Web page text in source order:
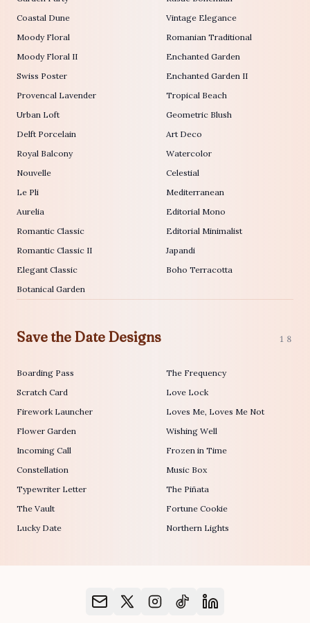
Coastal Dune
Moody Floral
Moody Floral II
Swiss Poster
Provencal Lavender
Urban Loft
Delft Porcelain
Royal Balcony
Nouvelle
Le Pli
Aurelia
Romantic Classic
Romantic Classic II
Elegant Classic
Botanical Garden
Vintage Elegance
Romanian Traditional
Enchanted Garden
Enchanted Garden II
Tropical Beach
Geometric Blush
Art Deco
Watercolor
Celestial
Mediterranean
Editorial Mono
Editorial Minimalist
Japandi
Boho Terracotta
Save the Date Designs 18
Boarding Pass
Scratch Card
Firework Launcher
Flower Garden
Incoming Call
Constellation
Typewriter Letter
The Vault
Lucky Date
The Frequency
Love Lock
Loves Me, Loves Me Not
Wishing Well
Frozen in Time
Music Box
The Piñata
Fortune Cookie
Northern Lights